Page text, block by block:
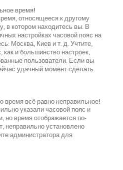
время!
относящееся к другому
в котором находитесь вы. В
настройках часовой пояс на
Москва, Киев и т. д. Учтите,
как и большинство настроек,
пользователи. Если вы
удачный момент сделать
время всё равно неправильное!
указали часовой пояс и
но время отображается по-
неправильно установлено
администратора для